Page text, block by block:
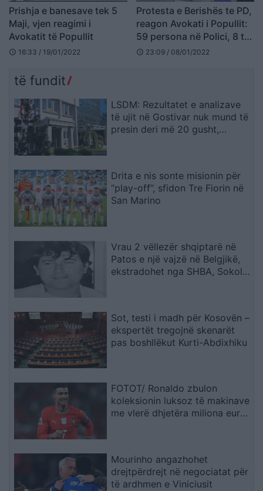
Prishja e banesave tek 5
Maji, vjen reagimi i
Avokatit të Popullit
schedule 16:33 / 19/01/2022
Protesta e Berishës te PD,
reagon Avokati i Popullit:
59 persona në Polici, 8 të
mitur
schedule 23:09 / 08/01/2022
të fundit
LSDM: Rezultatet e analizave
të ujit në Gostivar nuk mund të
presin deri më 20 gusht,
Drita e nis sonte misionin për
“play-off”, sfidon Tre Fiorin në
San Marino
Vrau 2 vëllezër shqiptarë në
Patos e një vajzë në Belgjikë,
ekstradohet nga SHBA, Sokol
Sot, testi i madh për Kosovën –
ekspertët tregojnë skenarët
pas boshllëkut Kurti-Abdixhiku
FOTOT/ Ronaldo zbulon
koleksionin luksoz të makinave
me vlerë dhjetëra miliona euro:
Mourinho angazhohet
drejtpërdrejt në negociatat për
të ardhmen e Viniciusit